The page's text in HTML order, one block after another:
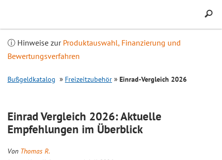
ⓘ Hinweise zur Produktauswahl, Finanzierung und
Bewertungsverfahren
Bußgeldkatalog Freizeitzubehör Einrad-Vergleich 2026
EinradVergleich 2026: Aktuelle
Empfehlungen im Überblick
Von Thomas R.